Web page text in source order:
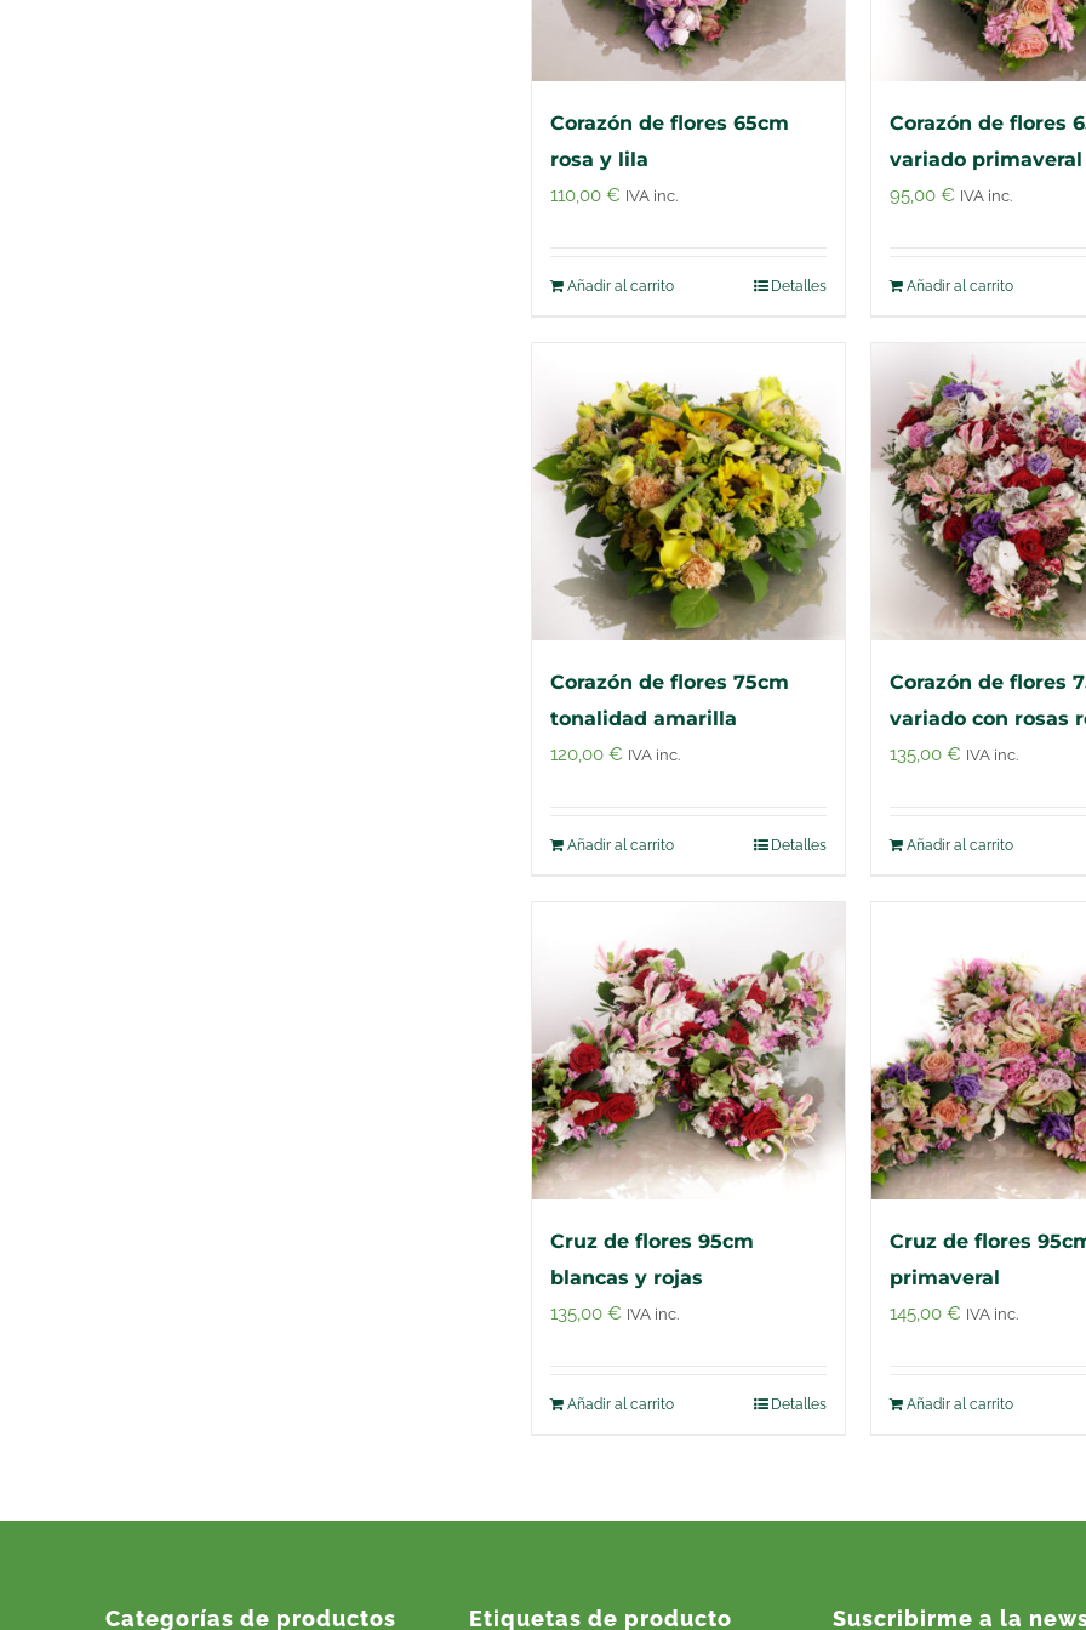
Corazón de flores 65cm
rosa y lila
110,00 € IVA inc.
Añadir al carrito Detalles
Corazón de flores
variado primaveral
95,00 € IVA inc.
Añadir al carrito
Corazón de flores 75cm
tonalidad amarilla
120,00 € IVA inc.
Añadir al carrito Detalles
Corazón de flores
variado con rosas
135,00 € IVA inc.
Añadir al carrito
Cruz de flores 95cm
blancas y rojas
135,00 € IVA inc.
Añadir al carrito Detalles
Cruz de flores
primaveral
145,00 € IVA inc.
Añadir al carrito
Categorías de productos Etiquetas de producto Suscribirme a la